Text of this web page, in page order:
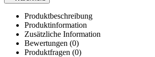
Produktbeschreibung
Produktinformation
Zusätzliche Information
Bewertungen (0)
Produktfragen (0)